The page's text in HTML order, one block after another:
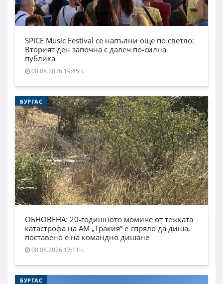
SPICE Music Festival се напълни още по светло:
Вторият ден започна с далеч по-силна
публика
08.08.2026 19:45ч.
БУРГАС
ОБНОВЕНА: 20-годишното момиче от тежката
катастрофа на АМ „Тракия“ е спряло да диша,
поставено е на командно дишане
08.08.2026 17:11ч.
БУРГАС